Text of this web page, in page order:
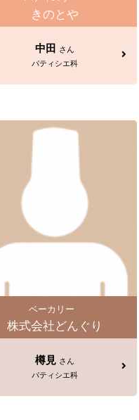
きのとや
中田
さん
パティシエ科
ベーカリー
株式会社どんぐり
樽見 さん
パティシエ科